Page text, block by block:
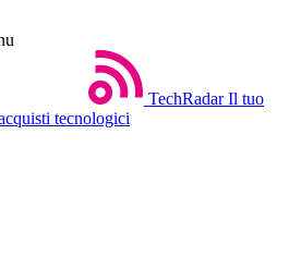
TechRadar Il tuo
tecnologici